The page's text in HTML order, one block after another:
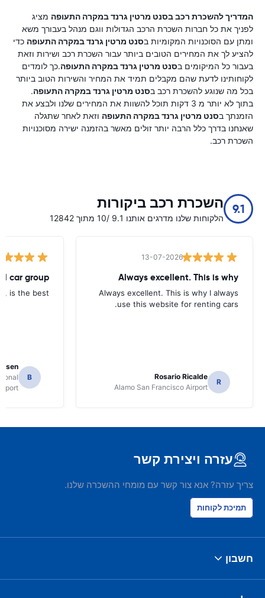
המדריך להשכרת רכב בסנט מרטין גרנד במקרה התעופה מציג
לפניך את כל חברות השכרת הרכב הגדולות ווגם מנהל בעבורך משא
ומתן עם הסוכנויות המקומיות בסנט מרטין גרנד במקרה התעופה כדי
להציע לך את המחירים הטובים ביותר עבור השכרת רכב ושירות וזאת
בעבור כל המיקומים בסנט מרטין גרנד במקרה התעופה.כך לומדים
לקוחותינו לדעת שהם מקבלים תמיד את המחיר והשירות הטוב ביותר
בכל מה שנוגע להשכרת רכב בסנט מרטין גרנד במקרה התעופה.
בתוך לא יותר מ 3 דקות תוכל להשוות את המחירים שלנו ולבצע את
הזמנתך בסנט מרטין גרנד במקרה התעופה וזאת לאחר שתגלה
שאנחנו בדרך כלל הרבה יותר זולים מאשר בהזמנה ישירה מסוכנויות
השכרת רכב.
9.1 השכרת רכב ביקורות
הלקוחות שלנו מדרגים אותנו 9.1 /10 מתוך 12842
13-07-2026
Always excellent. This is why
Always excellent. This is why I always
use this website for renting cars.
R
Rosario Ricalde
Alamo San Francisco Airport
car group
is the best.
B
עזרה ויצירת קשר
צריך עזרה? אנא צור קשר עם מומחי ההשכרה שלנו.
תמיכת לקוחות
חשבון